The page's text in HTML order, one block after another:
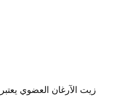
زيت الآرغان العضوي